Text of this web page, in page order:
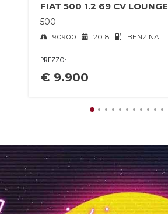
FIAT 500 1.2 69 CV LOUNGE
500
90900 2018 BENZINA
PREZZO:
€ 9.900